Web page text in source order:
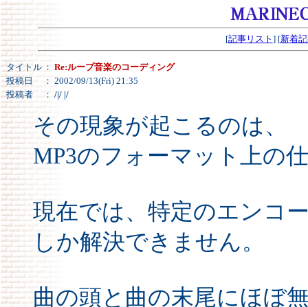
[記事リスト ] [新着
タイトル ： Re:ループ音楽のコーディング
投稿日
： 2002/09/13(Fri) 21:35
投稿者
： /|/ |/
その現象が起こるのは、
MP3のフォーマット上の
現在では、特定のエンコ
しか解決できません。
曲の頭と曲の末尾にほぼ